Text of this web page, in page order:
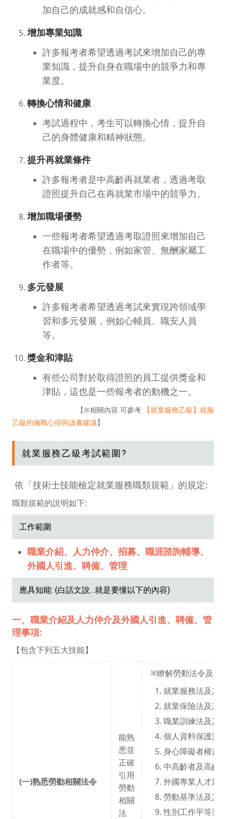
加自己的成就感和自信心。
增加專業知識
許多報考者希望透過考試來增加自己的專
業知識，提升自身在職場中的競爭力和專
業度。
轉換心情和健康
考試過程中，考生可以轉換心情，提升自
己的身體健康和精神狀態。
提升再就業條件
許多報考者是中高齡再就業者，透過考取
證照提升自己在再就業市場中的競爭力。
增加職場優勢
一些報考者希望透過考取證照來增加自己
在職場中的優勢，例如家管、無酬家屬工
作者等。
多元發展
許多報考者希望透過考試來實現跨領域學
習和多元發展，例如心輔員、職安人員
等。
獎金和津貼
有些公司對於取得證照的員工提供獎金和
津貼，這也是一些報考者的動機之一。
【※相關內容 可參考
【就業服務乙級】就服
乙級的備戰心得與讀書建議】
就業服務乙級考試範圍?
依「技術士技能檢定就業服務職類規範」的規定:
職類規範的說明如下:
工作範圍
職業介紹、人力仲介、招募、職涯諮詢輔導、
外國人引進、聘僱、管理
應具知能: (白話文說…就是要懂以下的內容)
一、職業介紹及人力仲介及外國人引進、聘僱、管
理事項:
【包含下列五大技能】
(一)熟悉勞動相關法令
能熟
悉並
正確
引用
勞動
相關
法
※瞭解勞動法令及共
就業服務法及其
就業保險法及其
職業訓練法及其
個人資料保護法
身心障礙者權益
中高齡者及高齡
外國專業人才延
勞動基準法及其
性別工作平等法